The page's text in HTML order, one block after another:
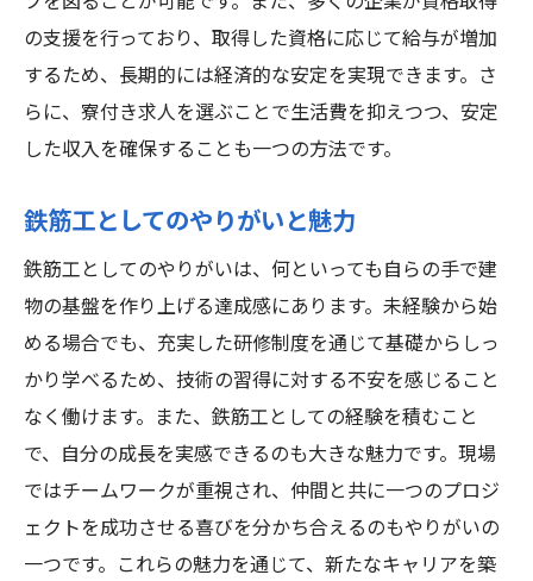
の支援を行っており、取得した資格に応じて給与が増加
するため、長期的には経済的な安定を実現できます。さ
らに、寮付き求人を選ぶことで生活費を抑えつつ、安定
した収入を確保することも一つの方法です。
鉄筋工としてのやりがいと魅力
鉄筋工としてのやりがいは、何といっても自らの手で建
物の基盤を作り上げる達成感にあります。未経験から始
める場合でも、充実した研修制度を通じて基礎からしっ
かり学べるため、技術の習得に対する不安を感じること
なく働けます。また、鉄筋工としての経験を積むこと
で、自分の成長を実感できるのも大きな魅力です。現場
ではチームワークが重視され、仲間と共に一つのプロジ
ェクトを成功させる喜びを分かち合えるのもやりがいの
一つです。これらの魅力を通じて、新たなキャリアを築